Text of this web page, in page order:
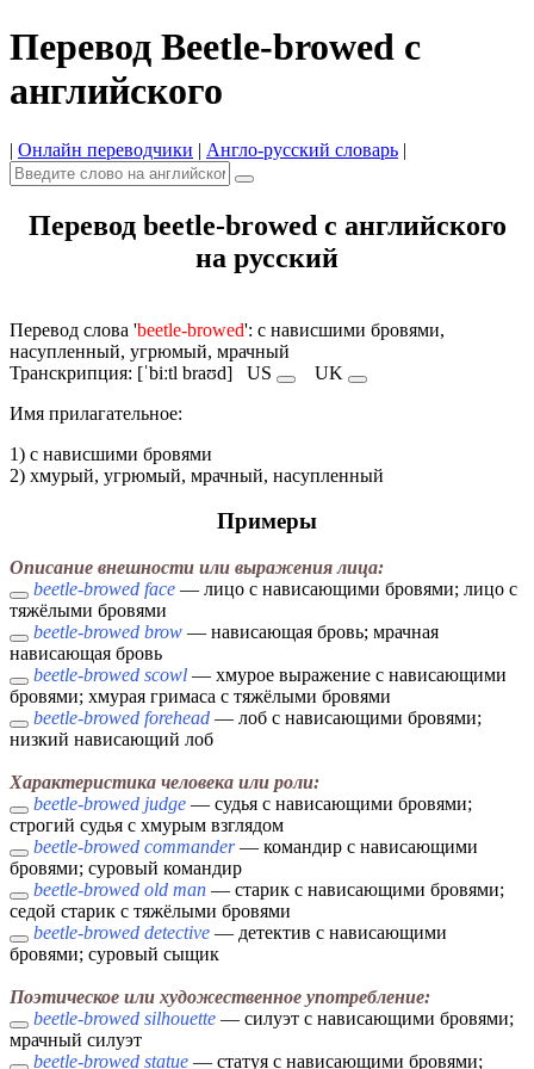
Перевод Beetle-browed с
английского
| Онлайн переводчики | Англо-русский словарь |
Перевод beetle-browed с английского
на русский
Перевод слова 'beetle-browed': с нависшими бровями,
насупленный, угрюмый, мрачный
Транскрипция: [ˈbiːtl braʊd] US
UK
Имя прилагательное:
1) с нависшими бровями
2) хмурый, угрюмый, мрачный, насупленный
Примеры
Описание внешности или выражения лица:
beetle-browed face — лицо с нависающими бровями; лицо с
тяжёлыми бровями
beetle-browed brow — нависающая бровь; мрачная
нависающая бровь
beetle-browed scowl — хмурое выражение с нависающими
бровями; хмурая гримаса с тяжёлыми бровями
beetle-browed forehead — лоб с нависающими бровями;
низкий нависающий лоб
Характеристика человека или роли:
beetle-browed judge — судья с нависающими бровями;
строгий судья с хмурым взглядом
beetle-browed commander— командир с нависающими
бровями; суровый командир
beetle-browed old man — старик с нависающими бровями;
седой старик с тяжёлыми бровями
beetle-browed detective — детектив с нависающими
бровями; суровый сыщик
Поэтическое или художественное употребление:
beetle-browed silhouette — силуэт с нависающими бровями;
мрачный силуэт
beetle-browed statue — статуя с нависающими бровями;